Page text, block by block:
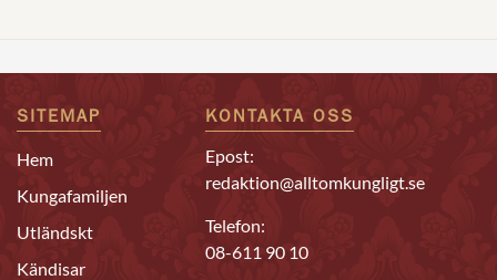
SITEMAP
Hem
Kungafamiljen
Utländskt
Kändisar
KONTAKTA OSS
Epost:
redaktion@alltomkungligt.se
Telefon:
08-611 90 10